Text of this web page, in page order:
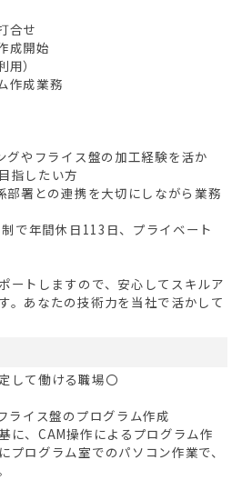
合せ
成開始
）
作成業務
グやフライス盤の加工経験を活か
指したい方
部署との連携を大切にしながら業務
で年間休日113日、プライベート
ートしますので、安心してスキルア
。あなたの技術力を当社で活かして
して働ける職場〇
ライス盤のプログラム作成
に、CAM操作によるプログラム作
プログラム室でのパソコン作業で、